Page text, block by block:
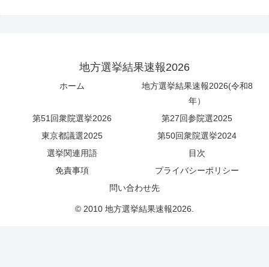
地方選挙結果速報2026
ホーム
地方選挙結果速報2026(令和8
年）
第51回衆院選挙2026
第27回参院選2025
東京都議選2025
第50回衆院選挙2024
選挙関連用語
目次
免責事項
プライバシーポリシー
問い合わせ先
© 2010 地方選挙結果速報2026.